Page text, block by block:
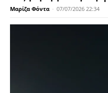
Μαρίζα Φόντα - 07/07/2026 22:34